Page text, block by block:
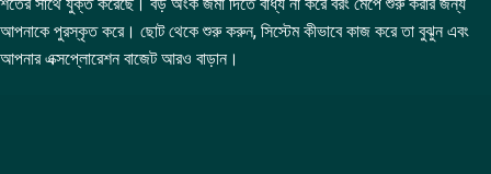
আপনাকে পুরস্কৃত করে। ছোট থেকে শুরু করুন, সিস্টেম কীভাবে কাজ করে তা বুঝুন এবং
আপনার এক্সপ্লোরেশন বাজেট আরও বাড়ান।